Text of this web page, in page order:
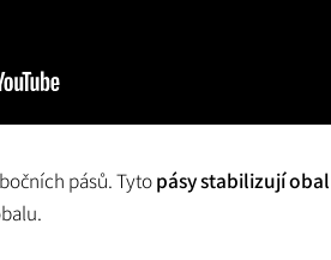
pásů. Tytopásy stabilizují